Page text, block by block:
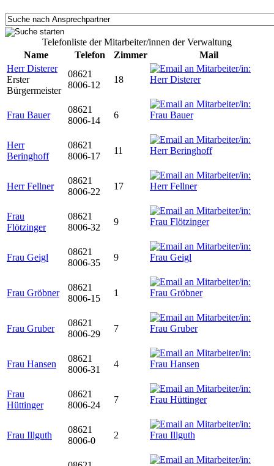
Telefonliste der Mitarbeiter/innen der Verwaltung
Name
Telefon Zimmer
Mail
Herr Disterer
Erster
Bürgermeister
08621
8006-12
18
Frau Bauer
08621
8006-14
6
Herr
Beringhoff
08621
8006-17
11
Herr Fellner
08621
8006-22
17
Frau
Flötzinger
08621
8006-32
9
Frau Geigl
08621
8006-35
9
Frau Gröbner
08621
8006-15
1
Frau Gruber
08621
8006-29
7
Frau Hansen
08621
8006-31
4
Frau
Hüttinger
08621
8006-24
7
Frau Illguth
08621
8006-0
2